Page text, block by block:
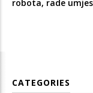
robota, rade
CATEGORIES